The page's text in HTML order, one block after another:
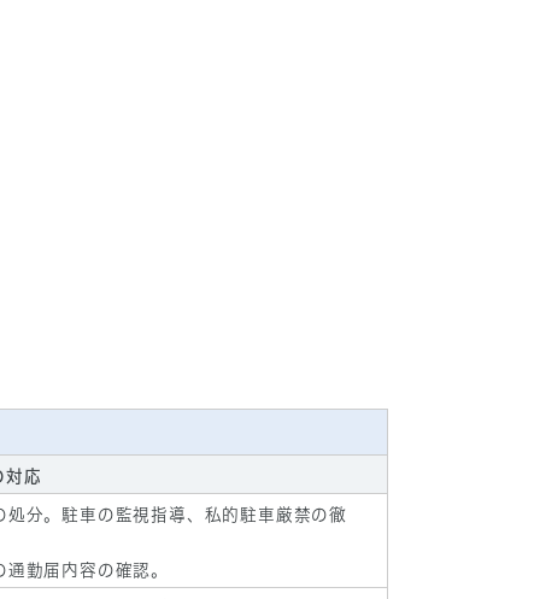
対応
処分。駐車の監視指導、私的駐車厳禁の徹
通勤届内容の確認。